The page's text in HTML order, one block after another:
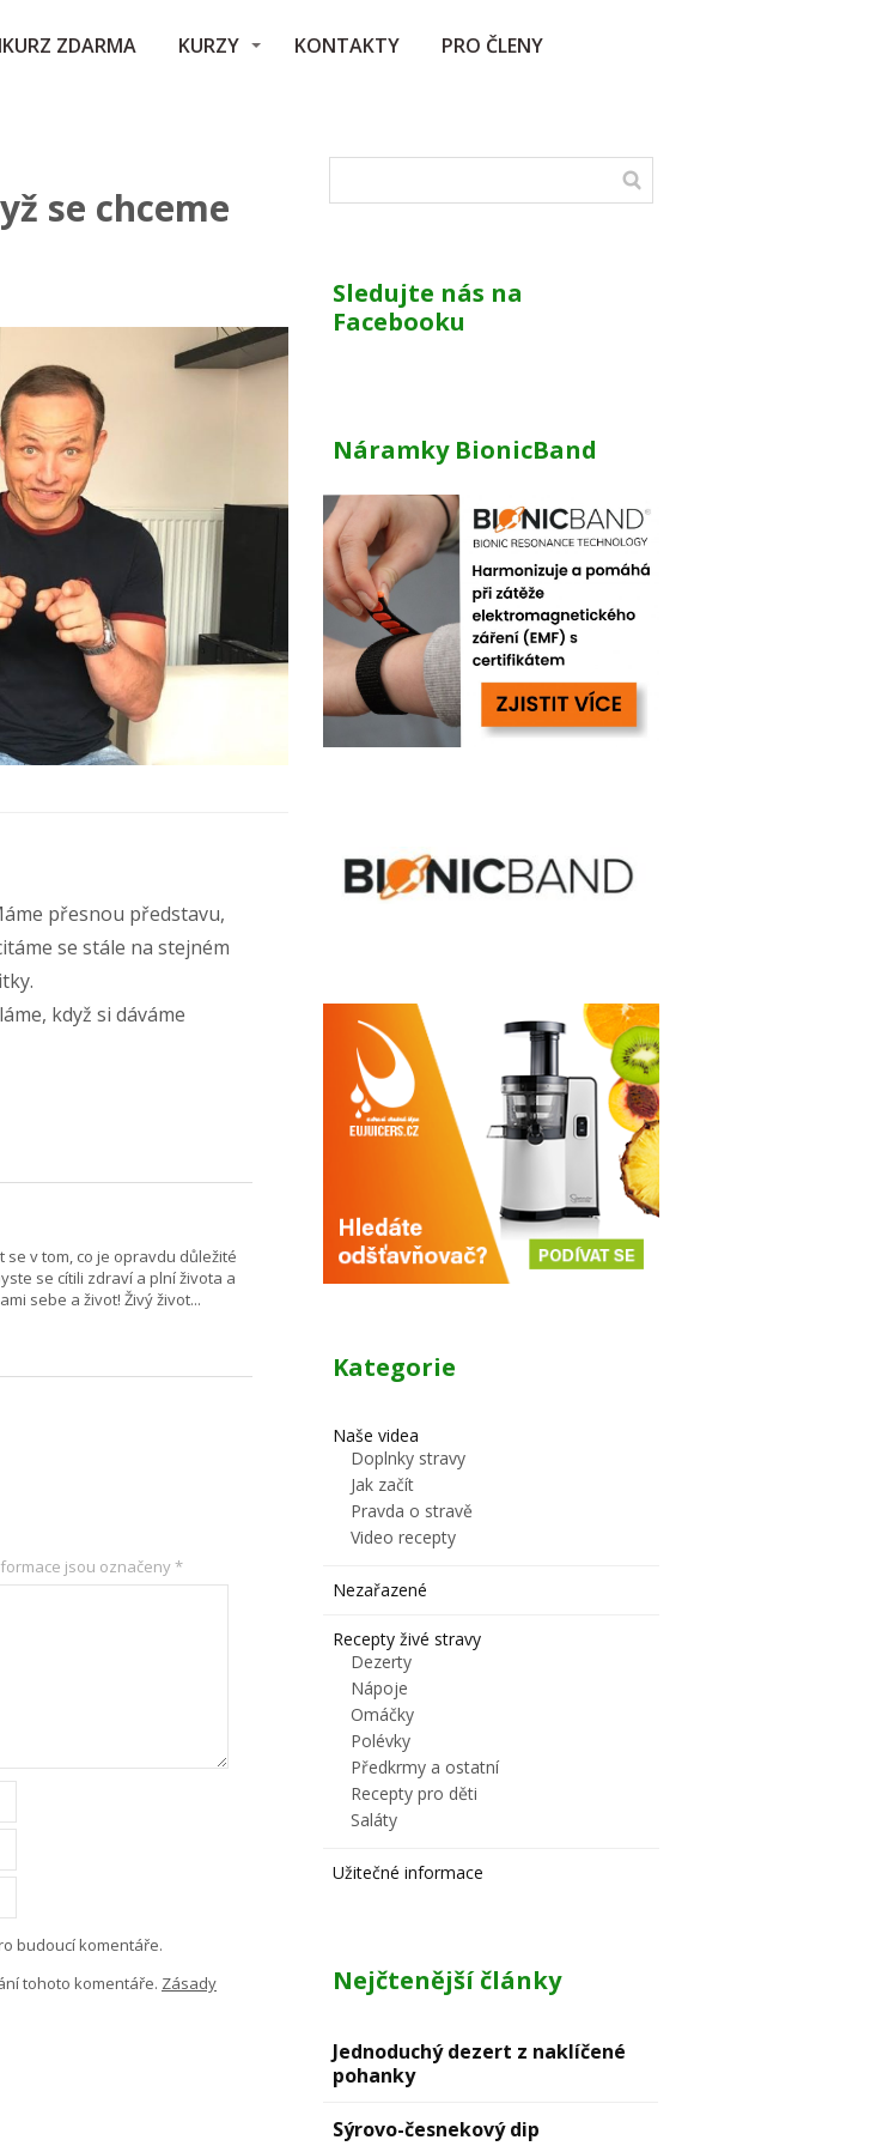
ZDARMA KURZY KONTAKTY PRO ČLENY
se chceme
přesnou představu,
se stále na stejném
když si dáváme
v tom, co je opravdu důležité
se cítili zdraví a plní života a
sebe a život! Živý život...
jsou označeny*
budoucí komentáře.
tohoto komentáře. Zásady
Sledujte nás na
Facebooku
Náramky BionicBand
Kategorie
Naše videa
Doplnky stravy
Jak začít
Pravda o stravě
Video recepty
Nezařazené
Recepty živé stravy
Dezerty
Nápoje
Omáčky
Polévky
Předkrmy a ostatní
Recepty pro děti
Saláty
Užitečné informace
Nejčtenější články
Jednoduchý dezert z naklíčené
pohanky
Sýrovо-česnekový dip